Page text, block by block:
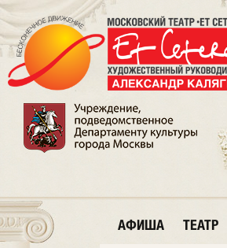
АФИША ТЕАТР